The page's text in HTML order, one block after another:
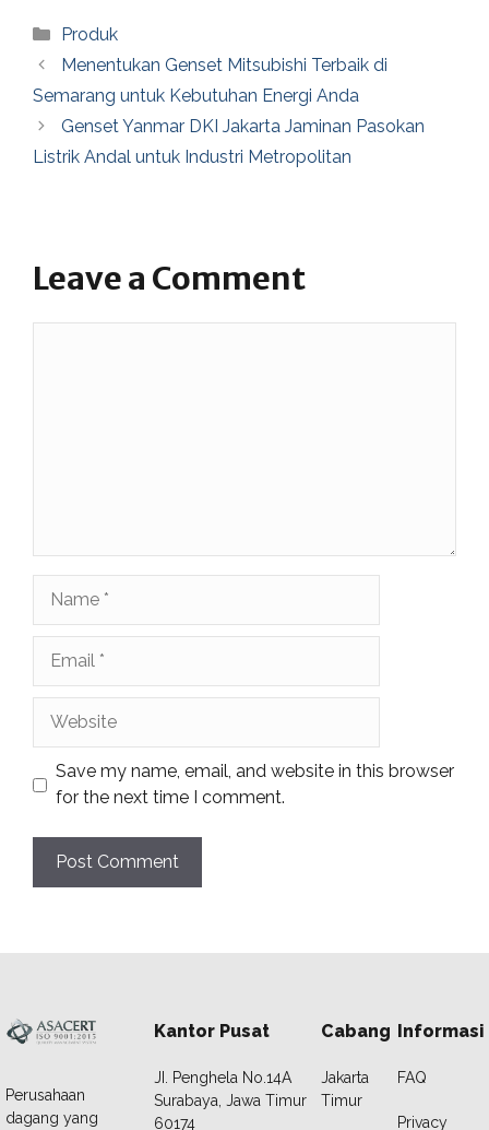
Categories
Produk
Menentukan Genset Mitsubishi Terbaik di
Semarang untuk Kebutuhan Energi Anda
Genset Yanmar DKI Jakarta Jaminan Pasokan
Listrik Andal untuk Industri Metropolitan
Leave a Comment
Save my name, email, and website in this browser
for the next time I comment.
Perusahaan
dagang yang
Kantor Pusat
JI. Penghela No.14A
Surabaya, Jawa Timur
60174
Cabang
Jakarta
Timur
Informasi
FAQ
Privacy